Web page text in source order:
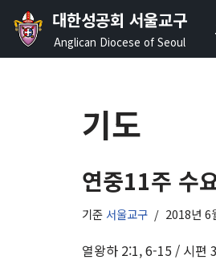
콘
대한성공회 서울교구
Anglican Diocese of Seoul
기도
연중11주 수
기준 서울교구 2018년 6
열왕하 2:1, 6-15 / 시편